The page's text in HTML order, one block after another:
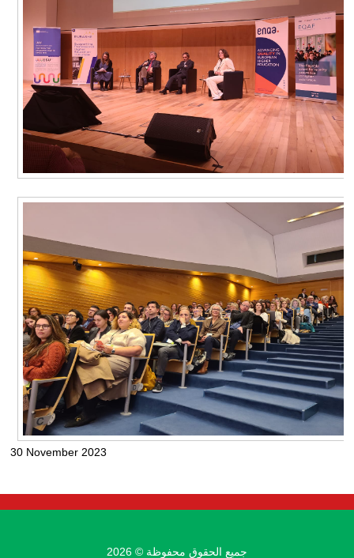
30 November 2023
جميع الحقوق محفوظة © 2026